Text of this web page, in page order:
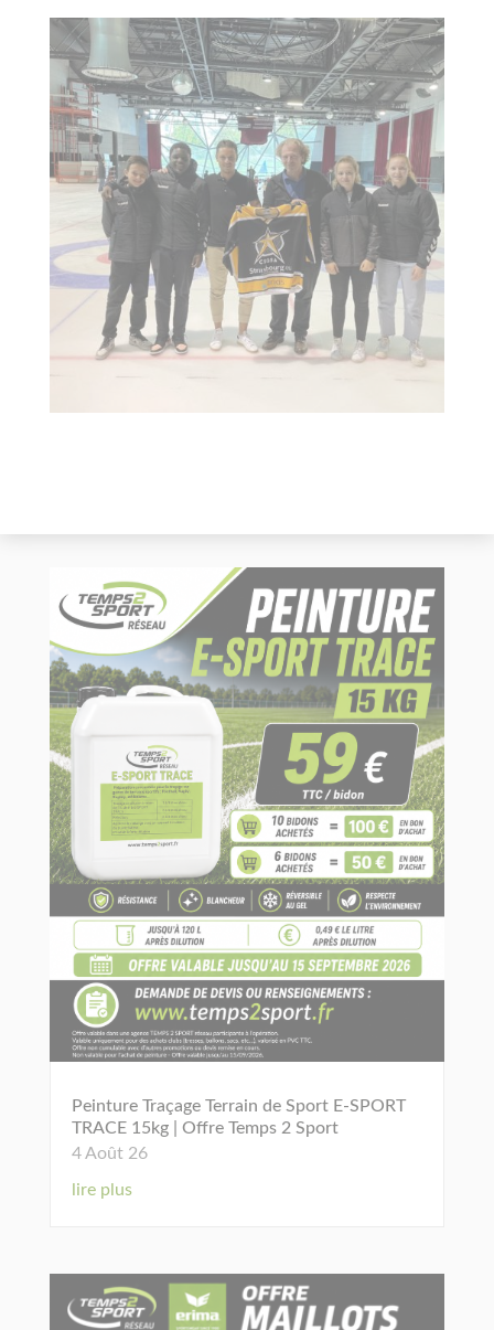
Peinture Traçage Terrain de Sport E-SPORT
TRACE 15kg | Offre Temps 2 Sport
4 Août 26
lire plus